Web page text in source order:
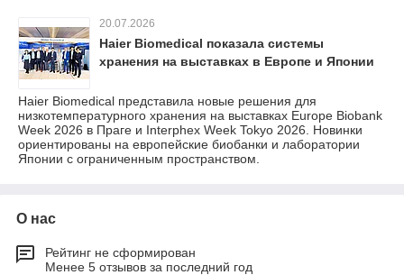
20.07.2026
Haier Biomedical показала системы
хранения на выставках в Европе и Японии
Haier Biomedical представила новые решения для
низкотемпературного хранения на выставках Europe Biobank
Week 2026 в Праге и Interphex Week Tokyo 2026. Новинки
ориентированы на европейские биобанки и лаборатории
Японии с ограниченным пространством.
О нас
Рейтинг не сформирован
Менее 5 отзывов за последний год